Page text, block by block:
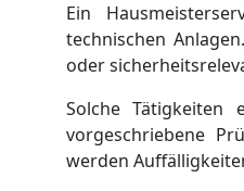
Ein
technischen
oder
Solche Tätigkeiten
vorge­schriebene
werden